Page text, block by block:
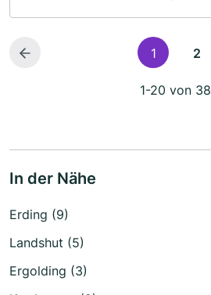
1 2
1-20 von 38
In der Nähe
Erding (9)
Landshut (5)
Ergolding (3)